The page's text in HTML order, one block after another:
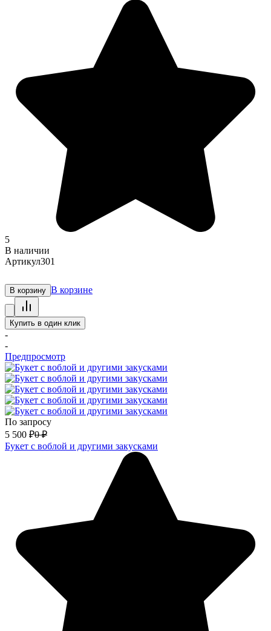
5
В наличии
Артикул301
В корзину В корзине
Купить в один клик
-
-
Предпросмотр
По запросу
5 500 ₽0 ₽
Букет с воблой и другими закусками